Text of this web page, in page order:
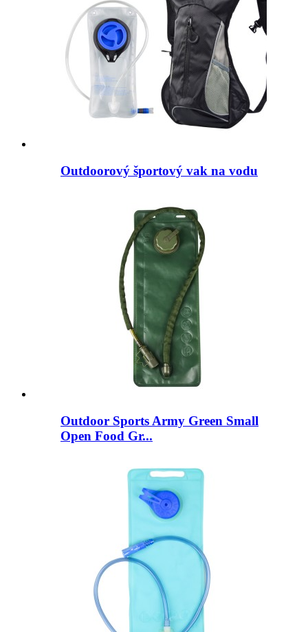
Outdoorový športový vak na vodu
Outdoor Sports Army Green Small
Open Food Gr...